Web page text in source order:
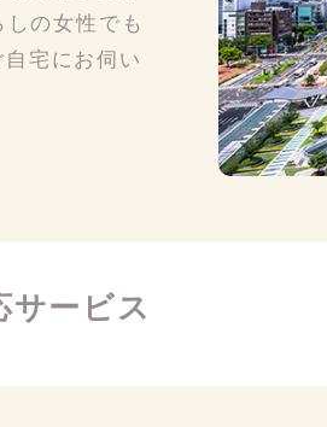
の女性でも
宅にお伺い
サービス